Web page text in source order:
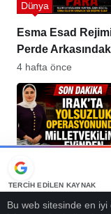
Esma Esad
Perde
Güç
Dünya
4 hafta önce
Irak’ta Büyük
Operasyonu:
Dünya
Bu web sitesinde en iyi
TERCIH EDILEN KAYNAK